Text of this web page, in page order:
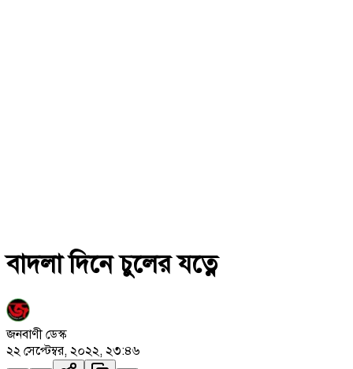
বাদলা দিনে চুলের যত্নে
জনবাণী ডেস্ক
২২ সেপ্টেম্বর, ২০২২, ২৩:৪৬